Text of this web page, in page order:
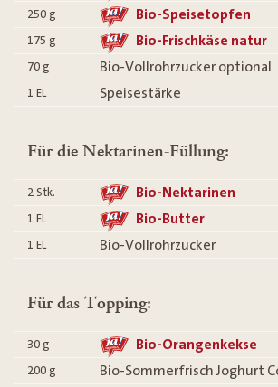
250 g Bio-Speisetopfen
175 g Bio-Frischkäse natur
70 g Bio-Vollrohrzucker optional
1 EL Speisestärke
Für die Nektarinen-Füllung:
2 Stk. Bio-Nektarinen
1 EL Bio-Butter
1 EL Bio-Vollrohrzucker
Für das Topping:
30 g Bio-Orangenkekse
200 g
Bio-Sommerfrisch Joghurt